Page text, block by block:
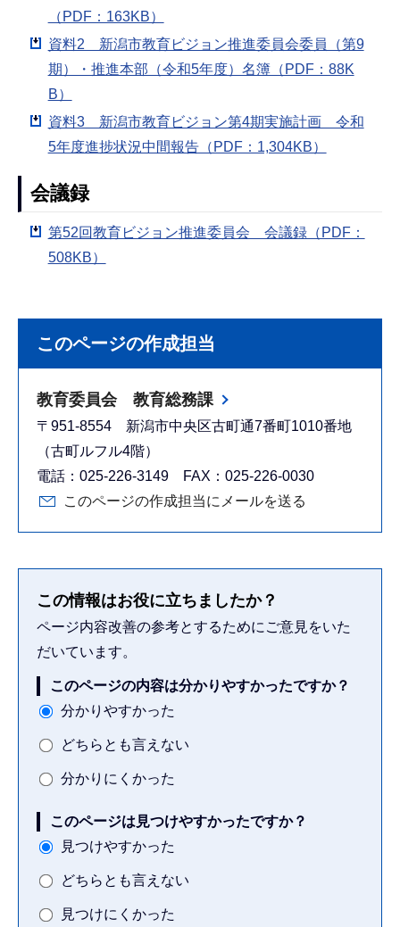
（PDF：163KB）
資料2 新潟市教育ビジョン推進委員会委員（第9
期）・推進本部（令和5年度）名簿（PDF：88K
B）
資料3 新潟市教育ビジョン第4期実施計画 令和
5年度進捗状況中間報告（PDF：1,304KB）
会議録
第52回教育ビジョン推進委員会 会議録（PDF：
508KB）
このページの作成担当
教育委員会 教育総務課
〒951-8554 新潟市中央区古町通7番町1010番地
（古町ルフル4階）
電話：025-226-3149 FAX：025-226-0030
このページの作成担当にメールを送る
この情報はお役に立ちましたか？
ページ内容改善の参考とするためにご意見をいた
だいています。
このページの内容は分かりやすかったですか？
分かりやすかった
どちらとも言えない
分かりにくかった
このページは見つけやすかったですか？
見つけやすかった
どちらとも言えない
見つけにくかった